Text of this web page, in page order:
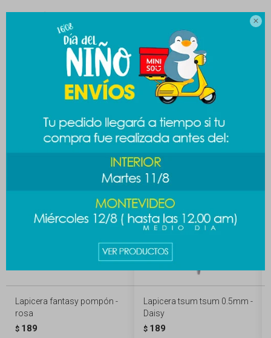

CAMBIOS Y DEVOLUCIONES
MEDIOS DE PAGO
Productos que te pueden interesar
Lapicera fantasy pompón -
rosa
$ 189
Lapicera tsum tsum 0.5mm -
Daisy
$ 189